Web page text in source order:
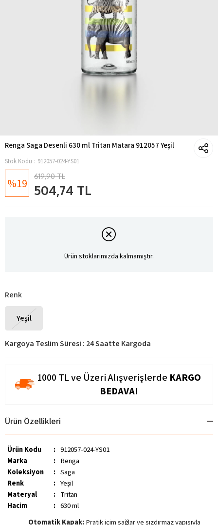
Renga Saga Desenli 630 ml Tritan Matara 912057 Yeşil
Stok Kodu 912057-024-YS01
19 619,90 TL
504,74 TL
Ürün stoklarımızda kalmamıştır.
Renk
Yeşil
Kargoya Teslim Süresi : 24 Saatte Kargoda
1000 TL ve Üzeri Alışverişlerde KARGO
BEDAVA!
Ürün Özellikleri
Ürün Kodu : 912057-024-YS01
Marka
: Renga
Koleksiyon
: Saga
Renk
: Yeşil
Materyal
: Tritan
Hacim
: 630 ml
Otomatik Kapak:Pratik içim sağlar ve sızdırmaz yapısıyla